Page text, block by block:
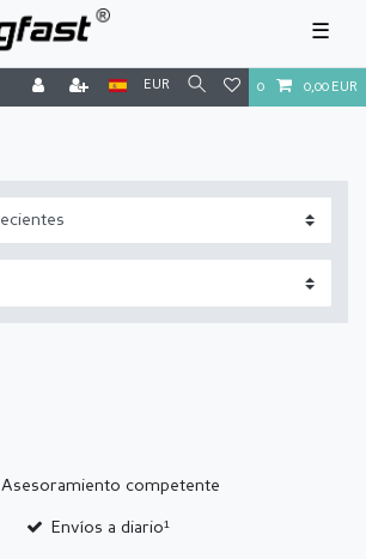
☰
EUR 0 0,00 EUR
Asesoramiento competente
Envíos a diario¹